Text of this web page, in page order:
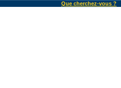
Que cherchez-vous ?